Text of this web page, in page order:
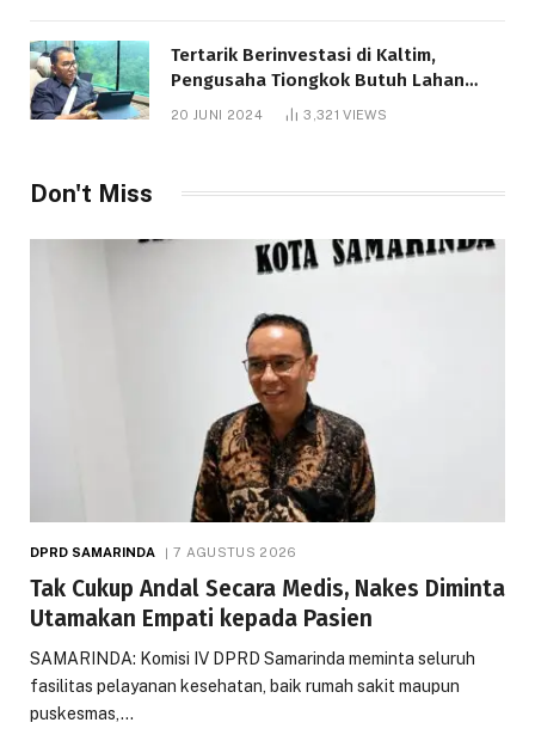
Tertarik Berinvestasi di Kaltim,
Pengusaha Tiongkok Butuh Lahan
1.000 Hektare
20 JUNI 2024 3,321VIEWS
Don't Miss
DPRD SAMARINDA 7 AGUSTUS 2026
Tak Cukup Andal Secara Medis, Nakes Diminta
Utamakan Empati kepada Pasien
SAMARINDA: Komisi IV DPRD Samarinda meminta seluruh
fasilitas pelayanan kesehatan, baik rumah sakit maupun
puskesmas,…